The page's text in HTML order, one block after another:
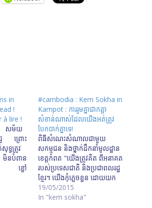
in
!
à lire !
១. សម័យ​
ជ្ញ ព្រោះ​
ធ​ត្រូវ
មិន​បំពាន​
វ ខ្លៅ​
ត្ត​
ណោះ
#cambodia : Kem Sokha in
Kampot : ការ​រួមគ្នា​ជា​កត្តា​
សំខាន់​ណាស់​ដែល​យើង​អត់​ត្រូវ​
បែកបាក់​គ្នា​ទេ!
ពិធីសំណេះសំណាលជាមួយ
សកម្មជន និងថ្នាក់ដឹកនាំមូលដ្ឋាន
ខេត្តកំពត "យើងត្រូវគិត ពីអនាគត
របស់ប្រទេសជាតិ និងប្រជាពលរដ្ឋ
ខ្មែរ។ យើងកុំភ្លេចខ្លួន ដោយយក
អតីតកាលជាបទពិសោធន៍ ទើប
សម្រេចបានគោលដៅ គឺសង្គ្រោះ
19/05/2015
In "kem sokha"